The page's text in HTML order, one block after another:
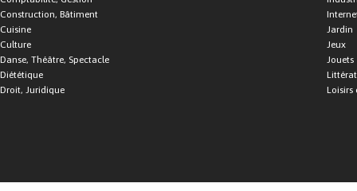
Construction, Bâtiment
Cuisine
Culture
Danse, Théâtre, Spectacle
Diététique
Droit, Juridique
Jardin
Jeux
Jouets
Loisirs